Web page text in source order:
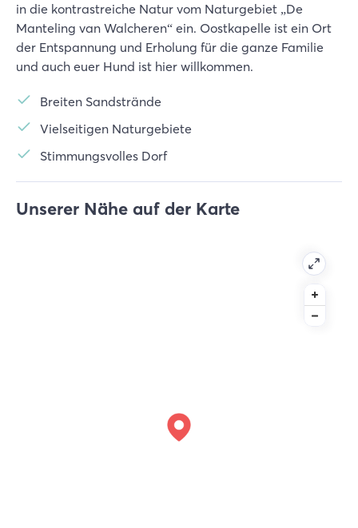
in die kontrastreiche Natur vom Naturgebiet „De
Manteling van Walcheren“ ein. Oostkapelle ist ein Ort
der Entspannung und Erholung für die ganze Familie
und auch euer Hund ist hier willkommen.
Breiten Sandstrände
Vielseitigen Naturgebiete
Stimmungsvolles Dorf
Unserer Nähe auf der Karte